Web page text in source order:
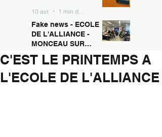
SAMBRE
10 avr.
Fake news - ECOLE
DE L'ALLIANCE -
MONCEAU SUR
SAMBRE
10 avr. 1 min de lecture
C'EST LE PRINTEMPS A
L'ECOLE DE L'ALLIANCE